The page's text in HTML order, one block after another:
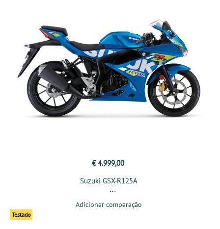
€ 4.999,00
Suzuki GSX-R125A
Adicionar comparação
Testado